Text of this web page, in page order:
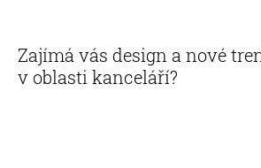
Zajímá vás design a nové
v oblasti kanceláří?